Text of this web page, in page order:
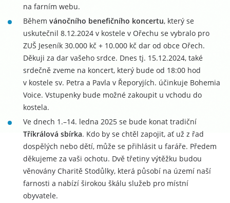
na farním webu.
Během vánočního benefičního koncertu, který se
uskutečnil 8.12.2024 v kostele v Ořechu se vybralo pro
ZUŠ Jeseník 30.000 kč + 10.000 kč dar od obce Ořech.
Děkuji za dar vašeho srdce. Dnes tj. 15.12.2024, také
srdečně zveme na koncert, který bude od 18:00 hod
v kostele sv. Petra a Pavla v Řeporyjích. účinkuje Bohemia
Voice. Vstupenky bude možné zakoupit u vchodu do
kostela.
Ve dnech 1.–14. ledna 2025 se bude konat tradiční
Tříkrálová sbírka. Kdo by se chtěl zapojit, ať už z řad
dospělých nebo dětí, může se přihlásit u faráře. Předem
děkujeme za vaši ochotu. Dvě třetiny výtěžku budou
věnovány Charitě Stodůlky, která působí na území naší
farnosti a nabízí širokou škálu služeb pro místní
obyvatele.